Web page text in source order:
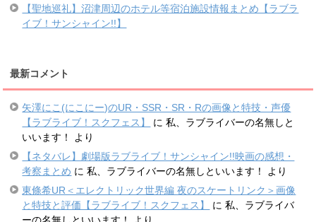
【聖地巡礼】沼津周辺のホテル等宿泊施設情報まとめ【ラブラ
イブ！サンシャイン!!】
最新コメント
矢澤にこ(にこにー)のUR・SSR・SR・Rの画像と特技・声優
【ラブライブ！スクフェス】
に私、ラブライバーの名無しと
いいます！
より
【ネタバレ】劇場版ラブライブ！サンシャイン!!映画の感想・
考察まとめ に私、ラブライバーの名無しといいます！
より
東條希UR＜エレクトリック世界編 夜のスケートリンク＞画像
と特技と評価【ラブライブ！スクフェス】
に私、ラブライバ